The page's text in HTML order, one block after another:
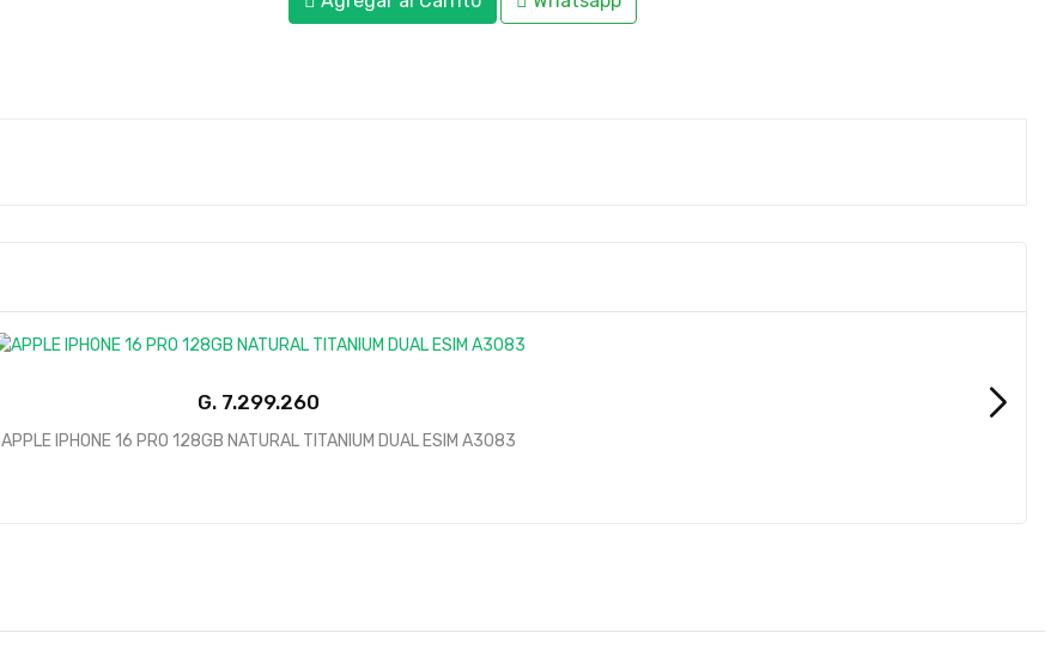
G.
APPLE IPHONE 16 PRO 128GB NATURAL TITANIUM DUAL ESIM A3083